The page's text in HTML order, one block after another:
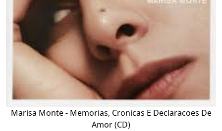
Marisa Monte - Memorias, Cronicas E Declaracoes De
Amor (CD)